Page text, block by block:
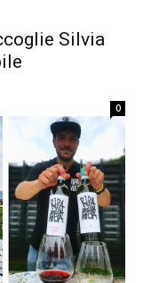
Silvia
0